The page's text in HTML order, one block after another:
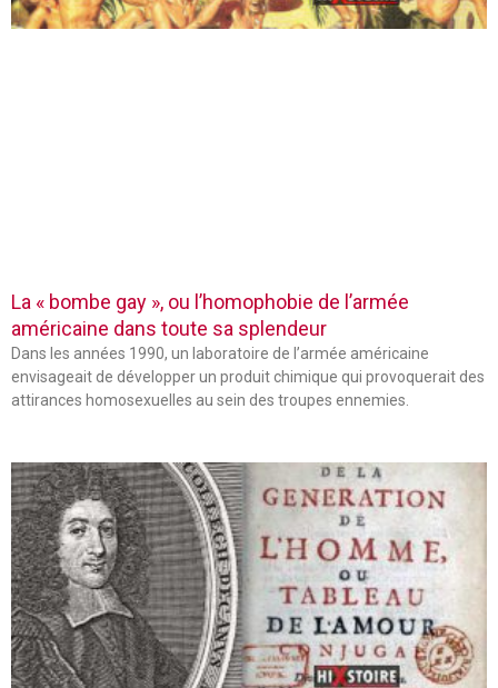
La « bombe gay », ou l’homophobie de l’armée
américaine dans toute sa splendeur
Dans les années 1990, un laboratoire de l’armée américaine
envisageait de développer un produit chimique qui provoquerait des
attirances homosexuelles au sein des troupes ennemies.